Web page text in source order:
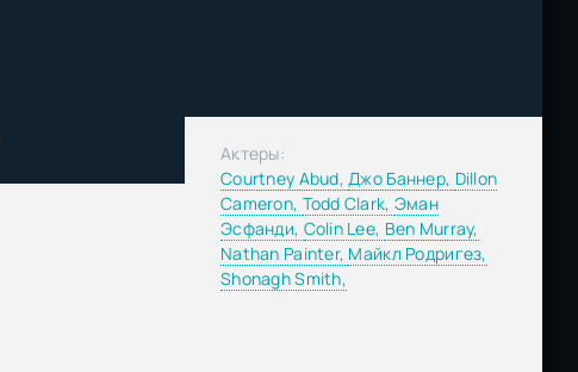
Актеры:
Courtney Abud,Джо Баннер, Dillon
Cameron, Todd Clark, Эман
Эсфанди, Colin Lee, Ben Murray,
Nathan Painter, Майкл Родригез,
Shonagh Smith,